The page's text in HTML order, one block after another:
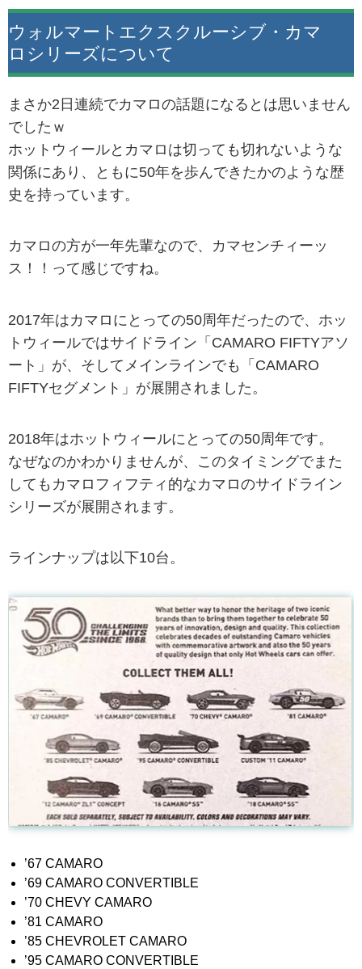
ウォルマートエクスクルーシブ・カマ
ロシリーズについて
まさか2日連続でカマロの話題になるとは思いません
でしたｗ
ホットウィールとカマロは切っても切れないような
関係にあり、ともに50年を歩んできたかのような歴
史を持っています。
カマロの方が一年先輩なので、カマセンチィーッ
ス！！って感じですね。
2017年はカマロにとっての50周年だったので、ホッ
トウィールではサイドライン「CAMARO FIFTYアソ
ート」が、そしてメインラインでも「CAMARO
FIFTYセグメント」が展開されました。
2018年はホットウィールにとっての50周年です。
なぜなのかわかりませんが、このタイミングでまた
してもカマロフィフティ的なカマロのサイドライン
シリーズが展開されます。
ラインナップは以下10台。
’67 CAMARO
’69 CAMARO CONVERTIBLE
’70 CHEVY CAMARO
’81 CAMARO
’85 CHEVROLET CAMARO
’95 CAMARO CONVERTIBLE